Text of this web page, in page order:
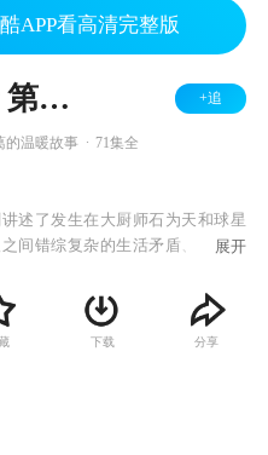
APP看高清完整版
幸福街 第一季 +追
的温暖故事 71集全
述了发生在大厨师石为天和球星
间错综复杂的生活矛盾、情感纠
则穿插其间，为观众延续着这个
事。
展开
下载 分享